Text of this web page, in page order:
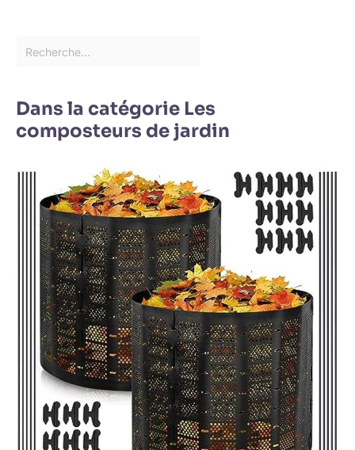
Dans la catégorie Les
composteurs de jardin